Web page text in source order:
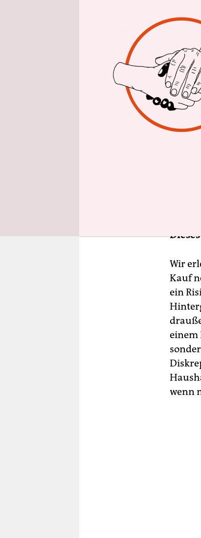
dafür
Ranga
ändert
dem
sind
Wir
Kauf
ein
einem
wenn